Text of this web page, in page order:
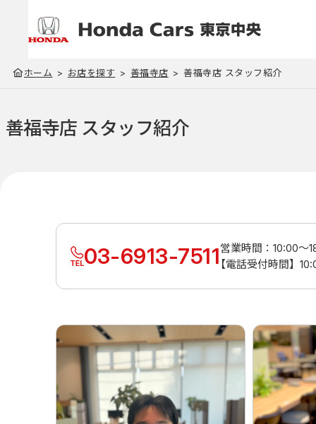
ホーム お店を探す 善福寺店 善福寺店 スタッフ紹介
善福寺店 スタッフ紹介
03-6913-7511営業時間：10:00～
【電話受付時間】